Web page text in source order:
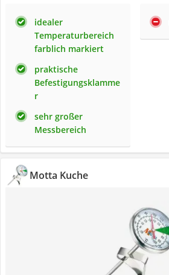
idealer
Temperaturbereich
farblich markiert
praktische
Befestigungsklamme
r
sehr großer
Messbereich
Motta Kuche